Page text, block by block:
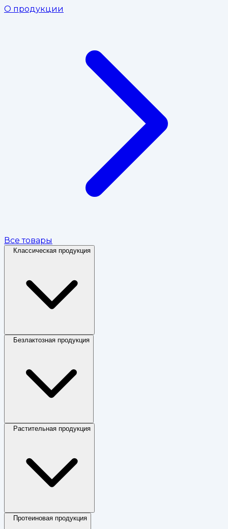
О продукции
Все товары
Классическая продукция
Безлактозная продукция
Растительная продукция
Протеиновая продукция